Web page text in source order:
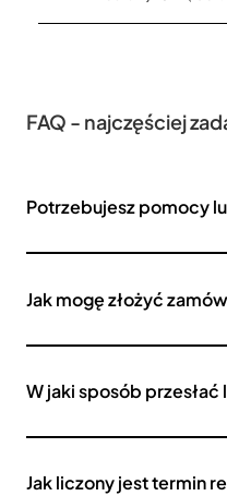
FAQ - najczęściej
Potrzebujesz pomocy
Jak mogę złożyć
W jaki sposób przesłać
Jak liczony jest termin